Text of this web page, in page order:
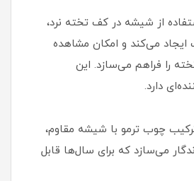
از شیشه در کف تخته نرد،
می‌کند و امکان مشاهده
را فراهم می‌سازد. این
دارد.
چوب ترمو با شیشه مقاوم،
می‌سازد که برای سال‌ها قابل